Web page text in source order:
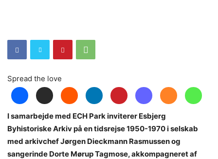
Spread the love
I samarbejde med ECH Park inviterer Esbjerg
Byhistoriske Arkiv på en tidsrejse 1950-1970 i selskab
med arkivchef Jørgen Dieckmann Rasmussen og
sangerinde Dorte Mørup Tagmose, akkompagneret af